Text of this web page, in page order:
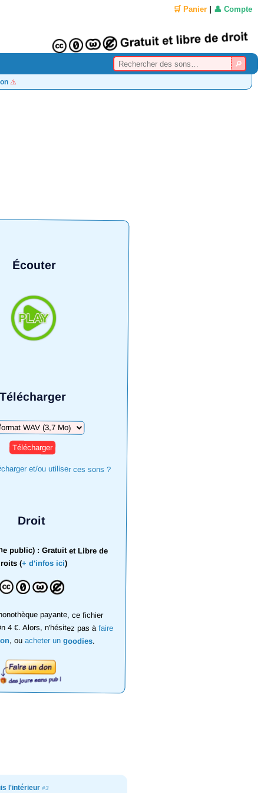
🛒 Panier 👤 Compte
⚠️
Écouter
Télécharger
et/ou utiliser ces sons ?
Droit
public) : Gratuit et Libre de
(+ d'infos ici)
payante, ce fichier
4 €. Alors, n'hésitez pas àfaire
, ouacheter ungoodies.
l'intérieur#3